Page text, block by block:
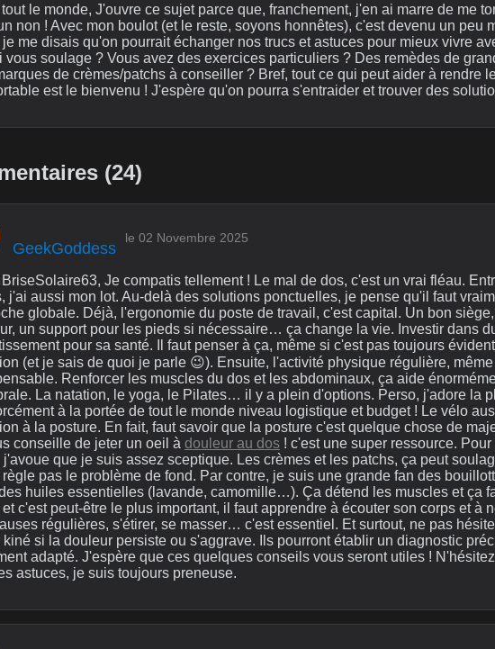
le monde, J'ouvre ce sujet parce que, franchement, j'en ai marre de me
non ! Avec mon boulot (et le reste, soyons honnêtes), c'est devenu un peu
me disais qu'on pourrait échanger nos trucs et astuces pour mieux vivre
vous soulage ? Vous avez des exercices particuliers ? Des remèdes de
de crèmes/patchs à conseiller ? Bref, tout ce qui peut aider à rendre
est le bienvenu ! J'espère qu'on pourra s'entraider et trouver des
(24)
GeekGoddess
le 02 Novembre 2025
Je compatis tellement ! Le mal de dos, c'est un vrai fléau.
j'ai aussi mon lot. Au-delà des solutions ponctuelles, je pense qu'il faut
globale. Déjà, l'ergonomie du poste de travail, c'est capital. Un bon
un support pour les pieds si nécessaire… ça change la vie. Investir dans
pour sa santé. Il faut penser à ça, même si c'est pas toujours
(et je sais de quoi je parle 😉). Ensuite, l'activité physique régulière,
Renforcer les muscles du dos et les abdominaux, ça aide
La natation, le yoga, le Pilates… il y a plein d'options. Perso, j'adore la
à la portée de tout le monde niveau logistique et budget ! Le vélo
à la posture. En fait, faut savoir que la posture c'est quelque chose de
conseille de jeter un oeil à douleur au dos ! c'est une super ressource.
j'avoue que je suis assez sceptique. Les crèmes et les patchs, ça peut
pas le problème de fond. Par contre, je suis une grande fan des
huiles essentielles (lavande, camomille…). Ça détend les muscles et ça
c'est peut-être le plus important, il faut apprendre à écouter son corps et à
régulières, s'étirer, se masser… c'est essentiel. Et surtout, ne pas
kiné si la douleur persiste ou s'aggrave. Ils pourront établir un diagnostic
adapté. J'espère que ces quelques conseils vous seront utiles !
astuces, je suis toujours preneuse.